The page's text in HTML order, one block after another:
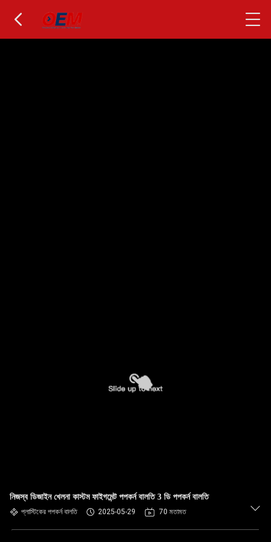
নিজস্ব ডিজাইন খেলনা কাস্টম ফাইগমেন্ট পপকর্ন বালতি 3 ডি পপকর্ন বালতি
প্লাস্টিকের পপকর্ন বালতি 2025-05-29 70 মতামত